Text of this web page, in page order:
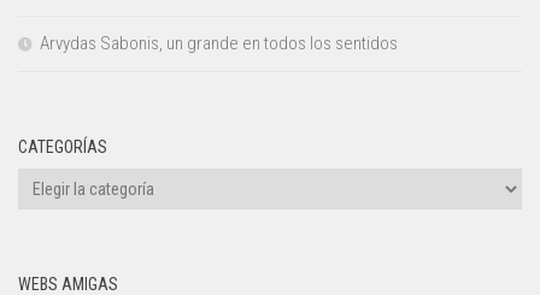
Arvydas Sabonis, un grande en todos los sentidos
CATEGORÍAS
Categorías
WEBS AMIGAS